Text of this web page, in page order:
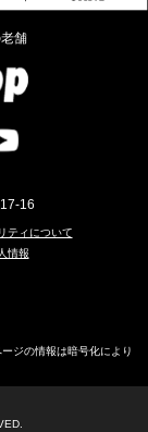
舗
16
ティについて
情報
ジの情報は暗号化により